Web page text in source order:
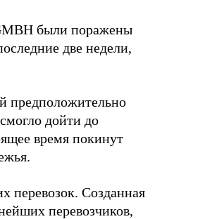
были поражены
две недели,
предположительно
дойти до
время покинут
перевозок. Созданная
перевозчиков,